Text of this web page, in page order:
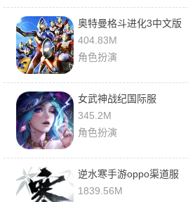
奥特曼格斗进化3中文版
404.83M
角色扮演
女武神战纪国际服
345.2M
角色扮演
逆水寒手游oppo渠道服
1839.56M